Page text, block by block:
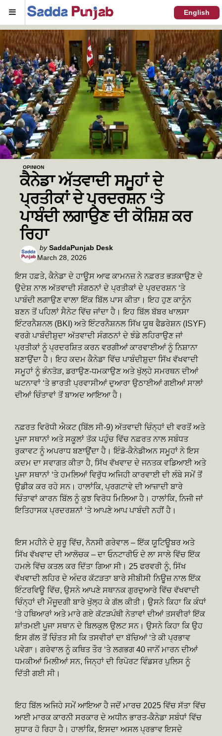
Menu English
OPINION
ਕੈਨੇਡਾ ਅੱਤਵਾਦੀ ਸਮੂਹਾਂ ਦੇ
ਪ੍ਰਤੀਕਾਂ ਦੇ ਪ੍ਰਦਰਸ਼ਨ ‘ਤੇ
ਪਾਬੰਦੀ ਲਗਾਉਣ ਦੀ ਕੋਸ਼ਿਸ਼ ਕਰ
ਰਿਹਾ
Posted
by
by SaddaPunjab Desk
March 28, 2026
ਇਸ ਹਫ਼ਤੇ, ਕੈਨੇਡਾ ਦੇ ਹਾਊਸ ਆਫ ਕਾਮਨਜ਼ ਨੇ ਨਫ਼ਰਤ ਭੜਕਾਉਣ ਦੇ
ਉਦੇਸ਼ ਨਾਲ ਅੱਤਵਾਦੀ ਸੰਗਠਨਾਂ ਦੇ ਪ੍ਰਤੀਕਾਂ ਦੇ ਪ੍ਰਦਰਸ਼ਨ ‘ਤੇ
ਪਾਬੰਦੀ ਲਗਾਉਣ ਵਾਲਾ ਇੱਕ ਬਿੱਲ ਪਾਸ ਕੀਤਾ। ਇਹ ਹੁਣ ਕਾਨੂੰਨ
ਬਣਨ ਤੋਂ ਪਹਿਲਾਂ ਸੈਨੇਟ ਵਿੱਚ ਜਾਂਦਾ ਹੈ। ਇਹ ਬਿੱਲ ਬੱਬਰ ਖਾਲਸਾ
ਇੰਟਰਨੈਸ਼ਨਲ (BKI) ਅਤੇ ਇੰਟਰਨੈਸ਼ਨਲ ਸਿੱਖ ਯੂਥ ਫੈਡਰੇਸ਼ਨ (ISYF)
ਵਰਗੇ ਪਾਬੰਦੀਸ਼ੁਦਾ ਅੱਤਵਾਦੀ ਸੰਗਠਨਾਂ ਦੇ ਝੰਡੇ ਲਹਿਰਾਉਣ ਜਾਂ
ਪ੍ਰਤੀਕਾਂ ਨੂੰ ਪ੍ਰਦਰਸ਼ਿਤ ਕਰਨ ਵਰਗੀਆਂ ਕਾਰਵਾਈਆਂ ਨੂੰ ਨਿਸ਼ਾਨਾ
ਬਣਾਉਂਦਾ ਹੈ। ਇਹ ਕਦਮ ਕੈਨੇਡਾ ਵਿੱਚ ਪਾਬੰਦੀਸ਼ੁਦਾ ਸਿੱਖ ਵੱਖਵਾਦੀ
ਸਮੂਹਾਂ ਨੂੰ ਭੰਨਤੋੜ, ਡਰਾਉਣ-ਧਮਕਾਉਣ ਅਤੇ ਖੁੱਲ੍ਹੇ ਸਮਰਥਨ ਦੀਆਂ
ਘਟਨਾਵਾਂ ‘ਤੇ ਭਾਰਤੀ ਪ੍ਰਵਾਸੀਆਂ ਦੁਆਰਾ ਉਠਾਈਆਂ ਗਈਆਂ ਸਾਲਾਂ
ਦੀਆਂ ਚਿੰਤਾਵਾਂ ਤੋਂ ਬਾਅਦ ਆਇਆ ਹੈ।
ਨਫ਼ਰਤ ਵਿਰੋਧੀ ਐਕਟ (ਬਿੱਲ ਸੀ-9) ਅੱਤਵਾਦੀ ਚਿੰਨ੍ਹਾਂ ਦੀ ਵਰਤੋਂ ਅਤੇ
ਪੂਜਾ ਸਥਾਨਾਂ ਅਤੇ ਸਕੂਲਾਂ ਤੱਕ ਪਹੁੰਚ ਵਿੱਚ ਨਫ਼ਰਤ ਨਾਲ ਸਬੰਧਤ
ਰੁਕਾਵਟ ਨੂੰ ਅਪਰਾਧ ਬਣਾਉਂਦਾ ਹੈ। ਇੰਡੋ-ਕੈਨੇਡੀਅਨ ਸਮੂਹਾਂ ਨੇ ਇਸ
ਕਦਮ ਦਾ ਸਵਾਗਤ ਕੀਤਾ ਹੈ, ਸਿੱਖ ਵੱਖਵਾਦ ਦੇ ਜਨਤਕ ਵਡਿਆਈ ਅਤੇ
ਪੂਜਾ ਸਥਾਨਾਂ ‘ਤੇ ਹਮਲਿਆਂ ਵਿਰੁੱਧ ਅਜਿਹੀ ਕਾਰਵਾਈ ਦੀ ਲੰਬੇ ਸਮੇਂ ਤੋਂ
ਉਡੀਕ ਕਰ ਰਹੇ ਸਨ। ਹਾਲਾਂਕਿ, ਪ੍ਰਗਟਾਵੇ ਦੀ ਆਜ਼ਾਦੀ ਬਾਰੇ
ਚਿੰਤਾਵਾਂ ਕਾਰਨ ਬਿੱਲ ਨੂੰ ਕੁਝ ਵਿਰੋਧ ਮਿਲਿਆ ਹੈ। ਹਾਲਾਂਕਿ, ਨਿਜੀ ਜਾਂ
ਇਤਿਹਾਸਕ ਪ੍ਰਦਰਸ਼ਨਾਂ ‘ਤੇ ਆਪਣੇ ਆਪ ਪਾਬੰਦੀ ਨਹੀਂ ਹੈ।
ਇਸ ਮਹੀਨੇ ਦੇ ਸ਼ੁਰੂ ਵਿੱਚ, ਨੈਨਸੀ ਗਰੇਵਾਲ – ਇੱਕ ਯੂਟਿਊਬਰ ਅਤੇ
ਸਿੱਖ ਵੱਖਵਾਦ ਦੀ ਆਲੋਚਕ – ਦਾ ਓਨਟਾਰੀਓ ਦੇ ਲਾ ਸਾਲੇ ਵਿੱਚ ਇੱਕ
ਹਮਲੇ ਵਿੱਚ ਕਤਲ ਕਰ ਦਿੱਤਾ ਗਿਆ ਸੀ। 25 ਫਰਵਰੀ ਨੂੰ, ਸਿੱਖ
ਵੱਖਵਾਦੀ ਲਹਿਰ ਦੇ ਅੰਦਰ ਕੱਟੜਤਾ ਬਾਰੇ ਸੀਬੀਸੀ ਨਿਊਜ਼ ਨਾਲ ਇੱਕ
ਇੰਟਰਵਿਊ ਵਿੱਚ, ਉਸਨੇ ਆਪਣੇ ਸਥਾਨਕ ਗੁਰਦੁਆਰੇ ਵਿੱਚ ਵੱਖਵਾਦੀ
ਚਿੰਨ੍ਹਾਂ ਦੀ ਮੌਜੂਦਗੀ ਬਾਰੇ ਖੁੱਲ੍ਹ ਕੇ ਗੱਲ ਕੀਤੀ। ਉਸਨੇ ਕਿਹਾ ਕਿ ਕੰਧਾਂ
‘ਤੇ ਹਥਿਆਰਾਂ ਅਤੇ ਮਾਰੇ ਗਏ ਕੱਟੜਪੰਥੀ ਨੇਤਾਵਾਂ ਦੀਆਂ ਤਸਵੀਰਾਂ ਇੱਕ
ਸ਼ਾਂਤਮਈ ਪੂਜਾ ਸਥਾਨ ਦੇ ਬਿਲਕੁਲ ਉਲਟ ਸਨ। ਉਸਨੇ ਕਿਹਾ ਕਿ ਉਹ
ਇਸ ਗੱਲ ਤੋਂ ਚਿੰਤਤ ਸੀ ਕਿ ਤਸਵੀਰਾਂ ਦਾ ਬੱਚਿਆਂ ‘ਤੇ ਕੀ ਪ੍ਰਭਾਵ
ਪਵੇਗਾ। ਗਰੇਵਾਲ ਨੂੰ ਕਥਿਤ ਤੌਰ ‘ਤੇ ਲਗਭਗ 40 ਜਾਨੋਂ ਮਾਰਨ ਦੀਆਂ
ਧਮਕੀਆਂ ਮਿਲੀਆਂ ਸਨ, ਜਿਨ੍ਹਾਂ ਦੀ ਰਿਪੋਰਟ ਵਿੰਡਸਰ ਪੁਲਿਸ ਨੂੰ
ਦਿੱਤੀ ਗਈ ਸੀ।
ਇਹ ਬਿੱਲ ਅਜਿਹੇ ਸਮੇਂ ਆਇਆ ਹੈ ਜਦੋਂ ਮਾਰਚ 2025 ਵਿੱਚ ਸੱਤਾ ਵਿੱਚ
ਆਈ ਮਾਰਕ ਕਾਰਨੀ ਸਰਕਾਰ ਦੇ ਅਧੀਨ ਭਾਰਤ-ਕੈਨੇਡਾ ਸਬੰਧਾਂ ਵਿੱਚ
ਸੁਧਾਰ ਹੋ ਰਿਹਾ ਹੈ। ਹਾਲਾਂਕਿ, ਇਸਦਾ ਅਸਲ ਪ੍ਰਭਾਵ ਇਸਦੇ